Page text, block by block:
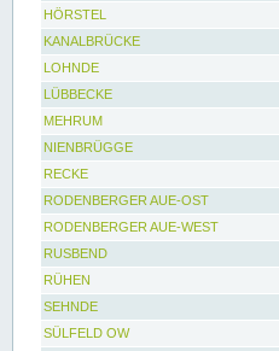
HÖRSTEL
KANALBRÜCKE
LOHNDE
LÜBBECKE
MEHRUM
NIENBRÜGGE
RECKE
RODENBERGER AUE-OST
RODENBERGER AUE-WEST
RUSBEND
RÜHEN
SEHNDE
SÜLFELD OW